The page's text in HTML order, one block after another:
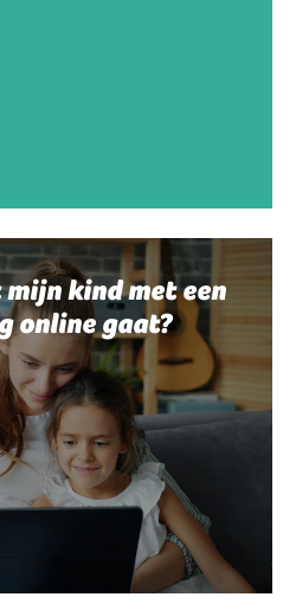
kind met een
online gaat?